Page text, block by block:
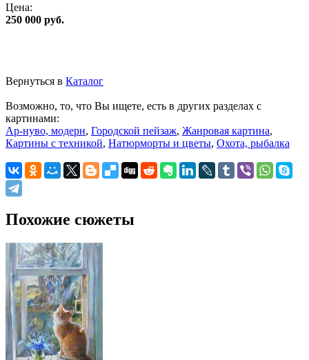
Цена:
250 000 руб.
Вернуться в Каталог
Возможно, то, что Вы ищете, есть в других разделах с
картинами:
Ар-нуво, модерн, Городской пейзаж, Жанровая картина,
Картины с техникой, Натюрморты и цветы, Охота, рыбалка
Похожие сюжеты